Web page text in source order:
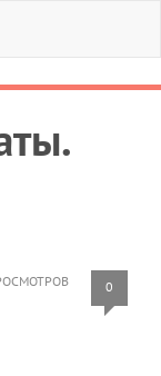
0